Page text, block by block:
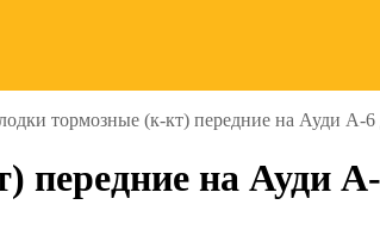
тормозные (к-кт) передние на Ауди А-6
передние на Ауди